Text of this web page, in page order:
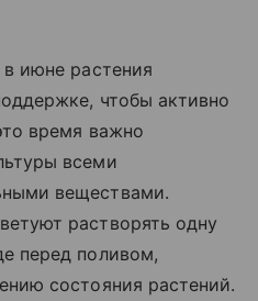
июне растения
чтобы активно
время важно
всеми
веществами.
растворять одну
перед поливом,
состояния растений.